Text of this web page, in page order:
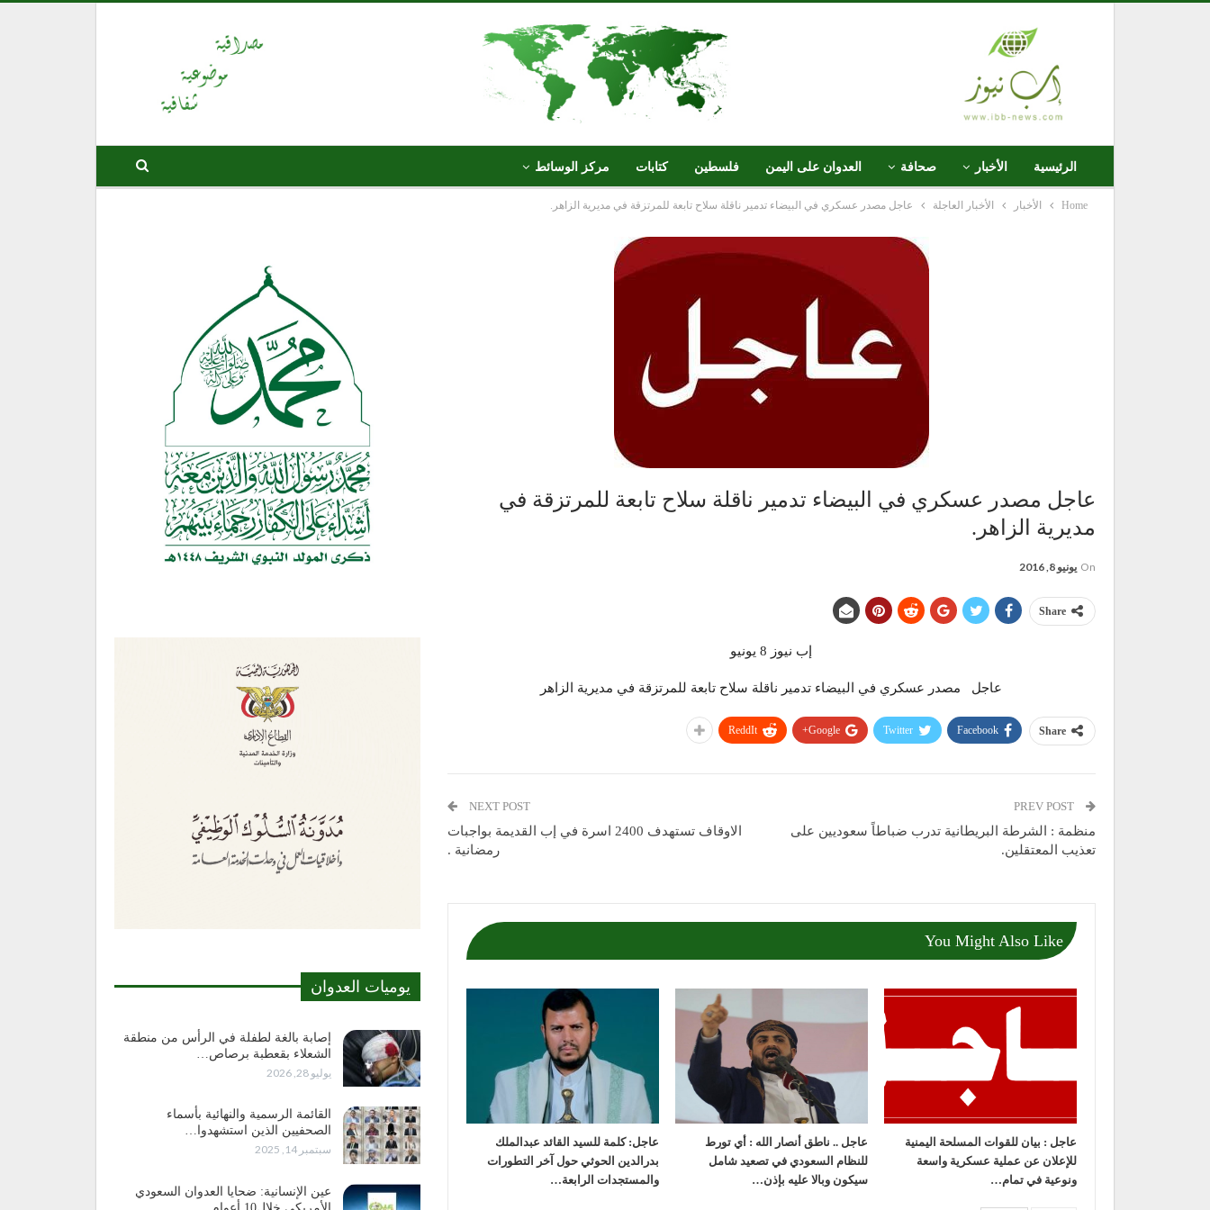
الرئيسية الأخبار صحافة العدوان على اليمن فلسطين كتابات مركز الوسائط
Home الأخبار الأخبار العاجلة عاجل مصدر عسكري في البيضاء تدمير ناقلة سلاح تابعة للمرتزقة في مديرية الزاهر.
عاجل مصدر عسكري في البيضاء تدمير ناقلة سلاح تابعة للمرتزقة في
مديرية الزاهر.
On يونيو 8, 2016
Share
إب نيوز 8 يونيو
عاجل مصدر عسكري في البيضاء تدمير ناقلة سلاح تابعة للمرتزقة في مديرية الزاهر
Share
Facebook
Twitter
Google+
ReddIt
منظمة : الشرطة البريطانية تدرب ضباطاً سعوديين على
تعذيب المعتقلين.
NEXT POST
الاوقاف تستهدف 2400 اسرة في إب القديمة بواجبات
رمضانية .
You Might Also Like
عاجل : بيان للقوات المسلحة اليمنية
للإعلان عن عملية عسكرية واسعة
ونوعية في تمام…
عاجل .. ناطق أنصار الله : أي تورط
للنظام السعودي في تصعيد شامل
سيكون وبالا عليه بإذن…
عاجل: كلمة للسيد القائد عبدالملك
بدرالدين الحوثي حول آخر التطورات
والمستجدات الرابعة…
يوميات العدوان
إصابة بالغة لطفلة في الرأس من منطقة
الشعلاء بقعطبة برصاص…
يوليو 28, 2026
القائمة الرسمية والنهائية بأسماء
الصحفيين الذين استشهدوا…
سبتمبر 14, 2025
عين الإنسانية: ضحايا العدوان السعودي